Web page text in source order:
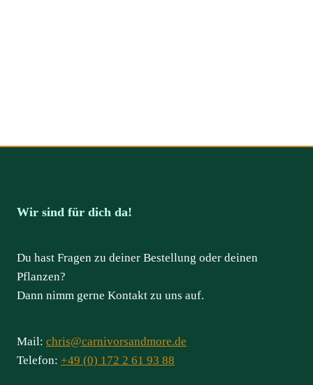
Wir sind für dich da!
Du hast Fragen zu deiner Bestellung oder deinen
Pflanzen?
Dann nimm gerne Kontakt zu uns auf.
Mail: chris@carnivorsandmore.de
Telefon: +49 (0) 172 2 61 93 88